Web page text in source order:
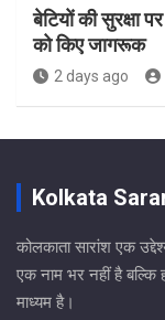
बेटियों की सुरक्षा
को किए जागरूक
2 days ago
Kolkata
कोलकाता सारांश एक
एक नाम भर नहीं है
माध्यम है।